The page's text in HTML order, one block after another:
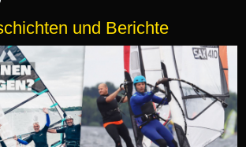
und Berichte